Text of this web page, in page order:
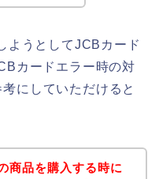
ようとしてJCBカード
カードエラー時の対
にしていただけると
商品を購入する時に